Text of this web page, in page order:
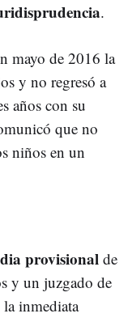
.
mayo de 2016 la
y no regresó a
años con su
que no
niños en un
provisional de
y un juzgado de
inmediata